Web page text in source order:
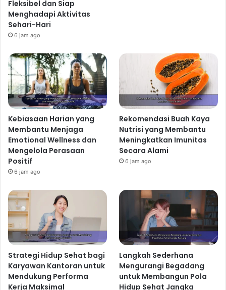
Fleksibel dan Siap
Menghadapi Aktivitas
Sehari-Hari
6 jam ago
Kebiasaan Harian yang
Membantu Menjaga
Emotional Wellness dan
Mengelola Perasaan
Positif
6 jam ago
Rekomendasi Buah Kaya
Nutrisi yang Membantu
Meningkatkan Imunitas
Secara Alami
6 jam ago
Strategi Hidup Sehat bagi
Karyawan Kantoran untuk
Mendukung Performa
Kerja Maksimal
Langkah Sederhana
Mengurangi Begadang
untuk Membangun Pola
Hidup Sehat Jangka